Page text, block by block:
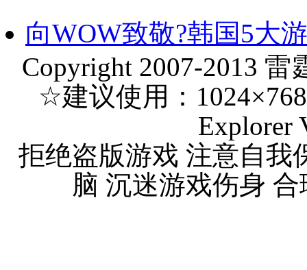
向WOW致敬?韩国5大
Copyright 2007-2013 雷
☆建议使用：
Explorer
拒绝盗版游戏 注意自我
脑 沉迷游戏伤身